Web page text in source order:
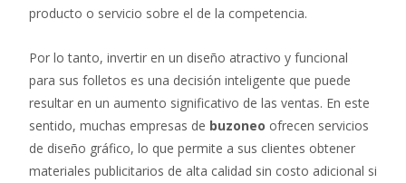
producto o servicio sobre el de la competencia.
Por lo tanto, invertir en un diseño atractivo y funcional
para sus folletos es una decisión inteligente que puede
resultar en un aumento significativo de las ventas. En este
sentido, muchas empresas de buzoneo ofrecen servicios
de diseño gráfico, lo que permite a sus clientes obtener
materiales publicitarios de alta calidad sin costo adicional si